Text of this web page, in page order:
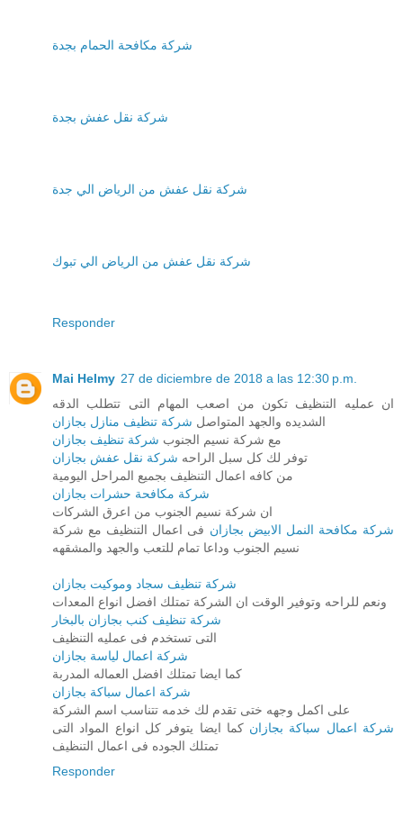
شركة مكافحة الحمام بجدة
شركة نقل عفش بجدة
شركة نقل عفش من الرياض الي جدة
شركة نقل عفش من الرياض الي تبوك
Responder
Mai Helmy 27 de diciembre de 2018 a las 12:30 p.m.
ان عمليه التنظيف تكون من اصعب المهام التى تتطلب الدقه
الشديده والجهد المتواصل شركة تنظيف منازل بجازان
مع شركة نسيم الجنوب شركة تنظيف بجازان
توفر لك كل سبل الراحه شركة نقل عفش بجازان
من كافه اعمال التنظيف بجميع المراحل اليومية
شركة مكافحة حشرات بجازان
ان شركة نسيم الجنوب من اعرق الشركات
شركة مكافحة النمل الابيض بجازان فى اعمال التنظيف مع شركة
نسيم الجنوب وداعا تمام للتعب والجهد والمشقهه
شركة تنظيف سجاد وموكيت بجازان
ونعم للراحه وتوفير الوقت ان الشركة تمتلك افضل انواع المعدات
شركة تنظيف كنب بجازان بالبخار
التى تستخدم فى عمليه التنظيف
شركة اعمال لياسة بجازان
كما ايضا تمتلك افضل العماله المدربة
شركة اعمال سباكة بجازان
على اكمل وجهه ختى تقدم لك خدمه تتناسب اسم الشركة
شركة اعمال سباكة بجازان كما ايضا يتوفر كل انواع المواد التى
تمتلك الجوده فى اعمال التنظيف
Responder